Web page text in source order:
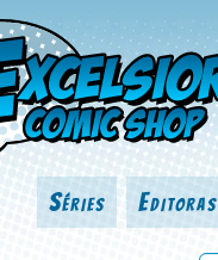
Séries Editoras